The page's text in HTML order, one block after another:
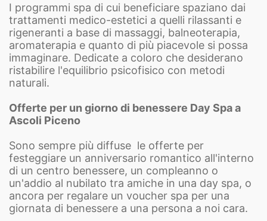
I programmi spa di cui beneficiare spaziano dai
trattamenti medico-estetici a quelli rilassanti e
rigeneranti a base di massaggi, balneoterapia,
aromaterapia e quanto di più piacevole si possa
immaginare. Dedicate a coloro che desiderano
ristabilire l'equilibrio psicofisico con metodi
naturali.
Offerte per un giorno di benessere Day Spa a
Ascoli Piceno
Sono sempre più diffuse le offerte per
festeggiare un anniversario romantico all'interno
di un centro benessere, un compleanno o
un'addio al nubilato tra amiche in una day spa, o
ancora per regalare un voucher spa per una
giornata di benessere a una persona a noi cara.